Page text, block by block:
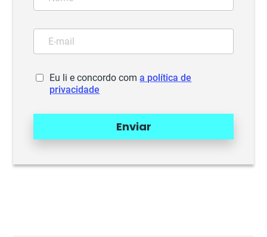
Eu li e concordo coma política de
privacidade
Enviar